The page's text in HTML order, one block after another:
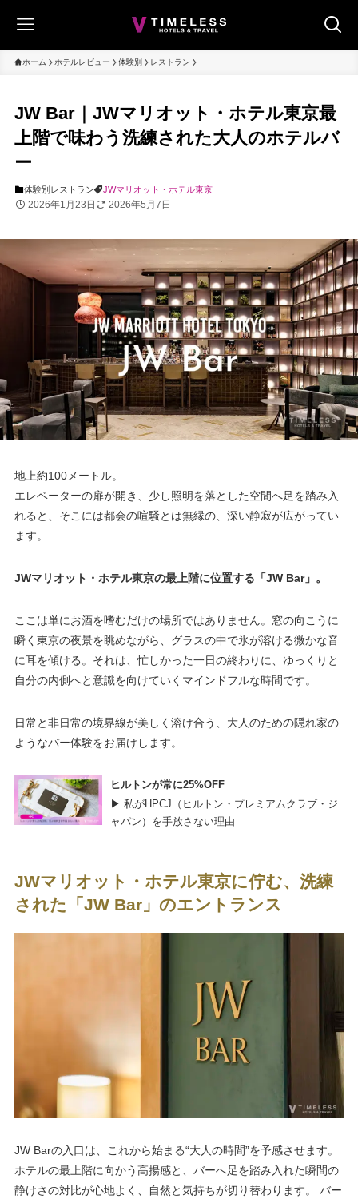
ホーム ホテルレビュー 体験別 レストラン
JW Bar｜JWマリオット・ホテル東京最
上階で味わう洗練された大人のホテルバ
ー
体験別 レストラン JWマリオット・ホテル東京
2026年1月23日 2026年5月7日
地上約100メートル。
エレベーターの扉が開き、少し照明を落とした空間へ足を踏み入
れると、そこには都会の喧騒とは無縁の、深い静寂が広がってい
ます。
JWマリオット・ホテル東京の最上階に位置する「JW Bar」。
ここは単にお酒を嗜むだけの場所ではありません。窓の向こうに
瞬く東京の夜景を眺めながら、グラスの中で氷が溶ける微かな音
に耳を傾ける。それは、忙しかった一日の終わりに、ゆっくりと
自分の内側へと意識を向けていくマインドフルな時間です。
日常と非日常の境界線が美しく溶け合う、大人のための隠れ家の
ようなバー体験をお届けします。
ヒルトンが常に25%OFF
▶ 私がHPCJ（ヒルトン・プレミアムクラブ・ジ
ャパン）を手放さない理由
JWマリオット・ホテル東京に佇む、洗練
された「JW Bar」のエントランス
JW Barの入口は、これから始まる“大人の時間”を予感させます。
ホテルの最上階に向かう高揚感と、バーへ足を踏み入れた瞬間の
静けさの対比が心地よく、自然と気持ちが切り替わります。 バー